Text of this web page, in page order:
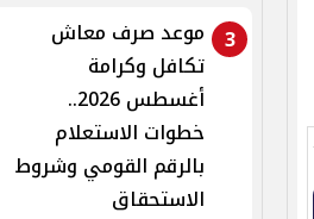
3 موعد صرف معاش
تكافل وكرامة
أغسطس 2026..
خطوات الاستعلام
بالرقم القومي وشروط
الاستحقاق